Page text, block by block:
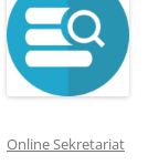
Online Sekretariat